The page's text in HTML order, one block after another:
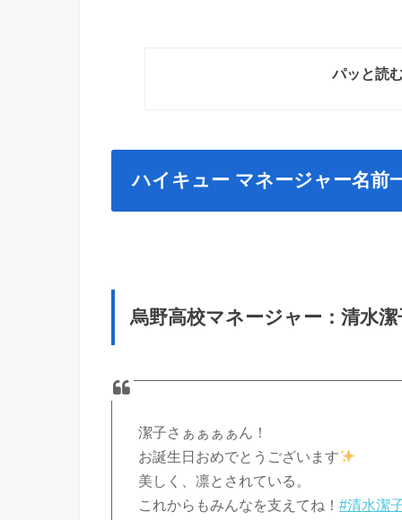
パッと読
ハイキュー マネージャー名前
烏野高校マネージャー：清水潔
潔子さぁぁぁぁん！
お誕生日おめでとうございます
美しく、凛とされている。
これからもみんなを支えてね！#清水潔